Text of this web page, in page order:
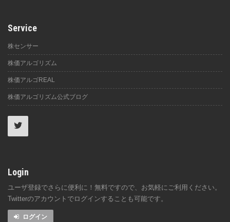
Service
株センサー
株価アルゴリズム
株価アルゴREAL
株価アルゴリズム公式ブログ
Login
ユーザ登録でさらに便利に！無料ですので、お気軽にご利用ください。
Twitterのアカウントでログインすることも可能です。
ログイン